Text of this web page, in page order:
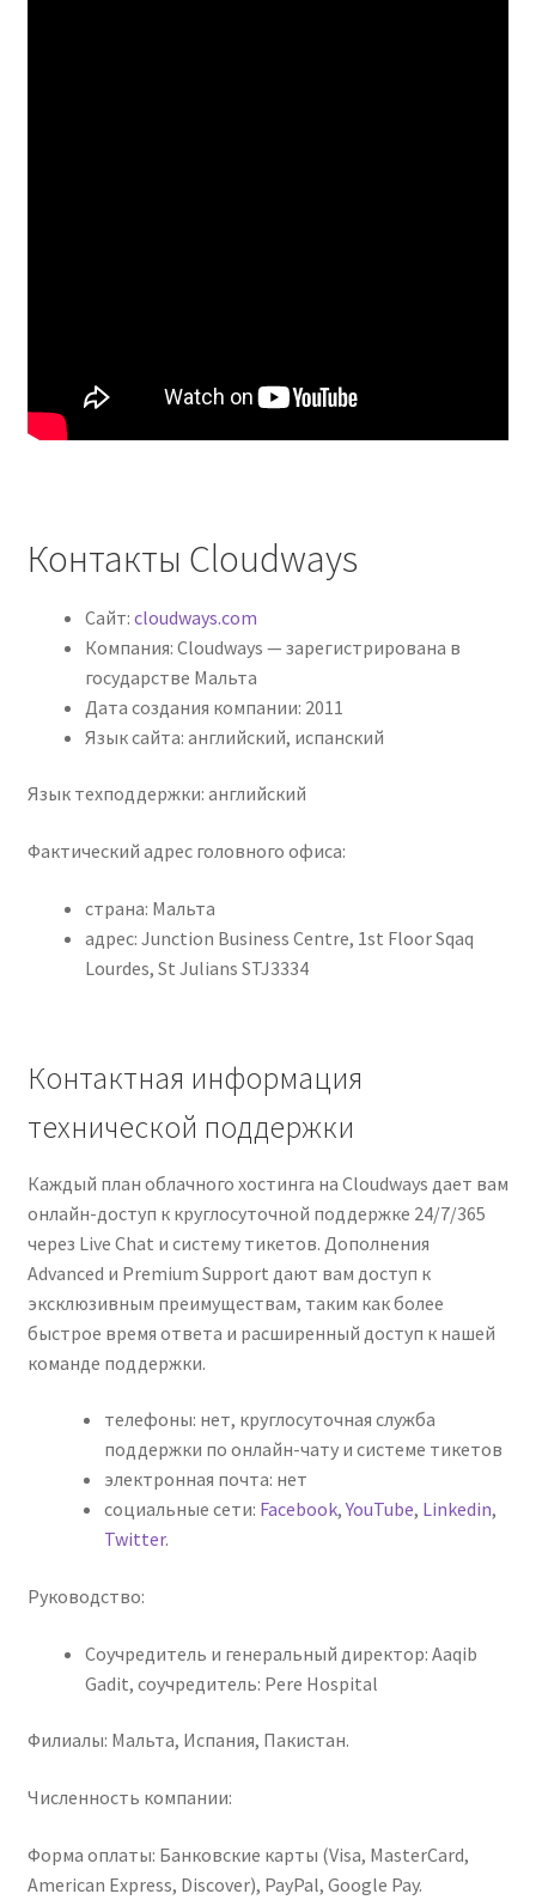
Контакты Cloudways
Сайт: cloudways.com
Компания: Сloudways — зарегистрирована в
государстве Мальта
Дата создания компании: 2011
Язык сайта: английский, испанский
Язык техподдержки: английский
Фактический адрес головного офиса:
страна: Мальта
адрес: Junction Business Centre, 1st Floor Sqaq
Lourdes, St Julians STJ3334
Контактная информация
технической поддержки
Каждый план облачного хостинга на Cloudways дает вам
онлайн-доступ к круглосуточной поддержке 24/7/365
через Live Chat и систему тикетов. Дополнения
Advanced и Premium Support дают вам доступ к
эксклюзивным преимуществам, таким как более
быстрое время ответа и расширенный доступ к нашей
команде поддержки.
телефоны: нет, круглосуточная служба
поддержки по онлайн-чату и системе тикетов
электронная почта: нет
социальные сети: Facebook,YouTube, Linkedin,
Twitter.
Руководство:
Соучредитель и генеральный директор: Aaqib
Gadit, соучредитель: Pere Hospital
Филиалы: Мальта, Испания, Пакистан.
Численность компании:
Форма оплаты: Банковские карты (Visa, MasterCard,
American Express, Discover), PayPal, Google Pay.